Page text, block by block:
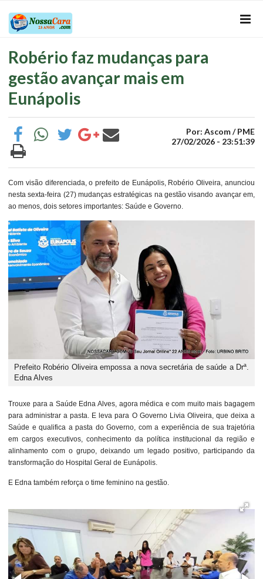
Robério faz mudanças para
gestão avançar mais em
Eunápolis
Por: Ascom / PME
27/02/2026 - 23:51:39
Com visão diferenciada, o prefeito de Eunápolis, Robério Oliveira, anunciou
nesta sexta-feira (27) mudanças estratégicas na gestão visando avançar em,
ao menos, dois setores importantes: Saúde e Governo.
Prefeito Robério Oliveira empossa a nova secretária de saúde a Drª.
Edna Alves
Trouxe para a Saúde Edna Alves, agora médica e com muito mais bagagem
para administrar a pasta. E leva para O Governo Livia Oliveira, que deixa a
Saúde e qualifica a pasta do Governo, com a experiência de sua trajetória
em cargos executivos, conhecimento da política institucional da região e
alinhamento com o grupo, deixando um legado positivo, participando da
transformação do Hospital Geral de Eunápolis.
E Edna também reforça o time feminino na gestão.